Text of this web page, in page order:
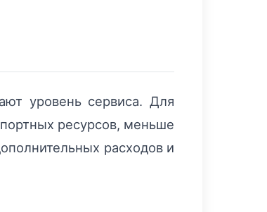
уровень сервиса. Для
ресурсов, меньше
расходов и